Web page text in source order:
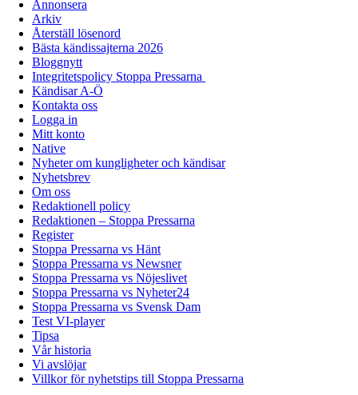
Annonsera
Arkiv
Återställ lösenord
Bästa kändissajterna 2026
Bloggnytt
Integritetspolicy Stoppa Pressarna
Kändisar A-Ö
Kontakta oss
Logga in
Mitt konto
Native
Nyheter om kungligheter och kändisar
Nyhetsbrev
Om oss
Redaktionell policy
Redaktionen – Stoppa Pressarna
Register
Stoppa Pressarna vs Hänt
Stoppa Pressarna vs Newsner
Stoppa Pressarna vs Nöjeslivet
Stoppa Pressarna vs Nyheter24
Stoppa Pressarna vs Svensk Dam
Test VI-player
Tipsa
Vår historia
Vi avslöjar
Villkor för nyhetstips till Stoppa Pressarna